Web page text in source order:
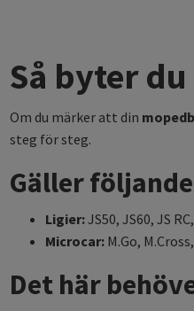
Så byter
Om du märker att din
steg för steg.
Gäller
Ligier:JS50, JS60, JS
Microcar: M.Go,
Det här